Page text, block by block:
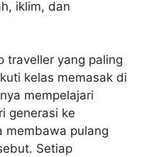
iklim, dan
traveller yang paling
kelas memasak di
mempelajari
generasi ke
membawa pulang
Setiap